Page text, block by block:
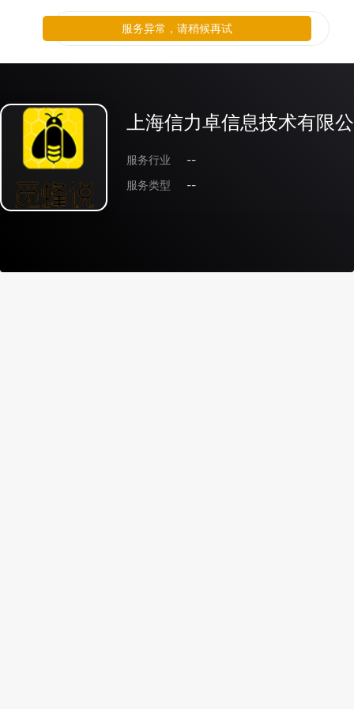
上海信力卓信息技术有限
服务行业
--
服务类型
--
服务异常，请稍候再试